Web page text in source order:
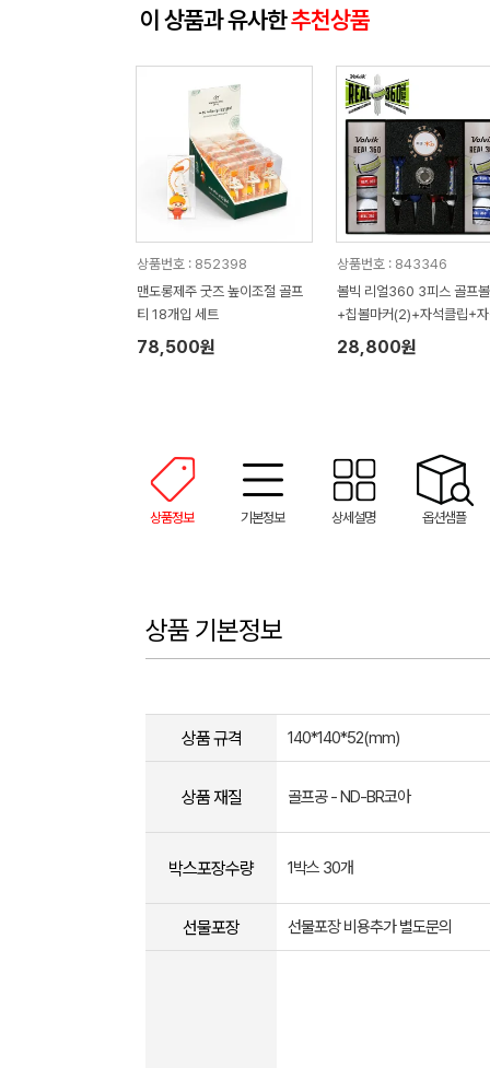
이 상품과 유사한추천상품
상품번호 : 852398
맨도롱제주 굿즈 높이조절 골프
티 18개입 세트
78,500원
상품번호 : 843346
볼빅 리얼360 3피스 골프
+칩볼마커(2)+자석클립+
티(2) 세트
28,800원
상품정보 기본정보 상세설명 옵션샘플
상품 기본정보
상품 규격 140*140*52(mm)
상품 재질 골프공 - ND-BR코아
박스포장수량 1박스 30개
선물포장 선물포장 비용추가 별도문의